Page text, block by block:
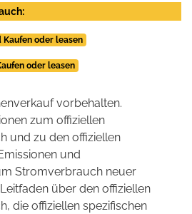
Kaufen oder leasen
oder leasen
vorbehalten.
zum offiziellen
und zu den offiziellen
und
Stromverbrauch neuer
über den offiziellen
die offiziellen spezifischen